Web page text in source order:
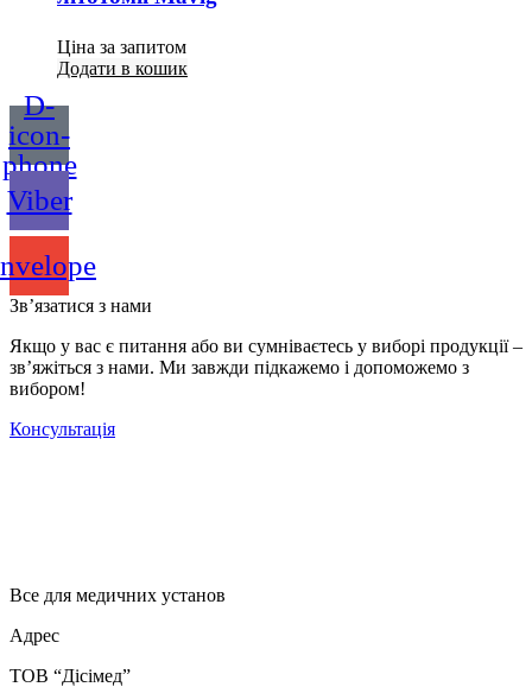
Ціна за запитом
Додати в кошик
D-
icon-
phone
Viber
Зв’язатися з нами
Якщо у вас є питання або ви сумніваєтесь у виборі продукції –
зв’яжіться з нами. Ми завжди підкажемо і допоможемо з
вибором!
Консультація
Все для медичних установ
Адрес
ТОВ “Дісімед”